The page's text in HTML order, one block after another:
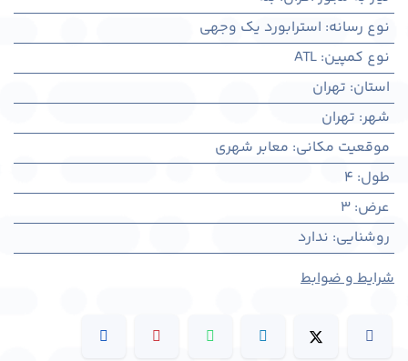
نوع رسانه: استرابورد یک وجهی
نوع کمپین:
ATL
استان: تهران
شهر: تهران
موقعیت مکانی: معابر شهری
طول:
4
عرض:
3
روشنایی: ندارد
شرایط و ضوابط